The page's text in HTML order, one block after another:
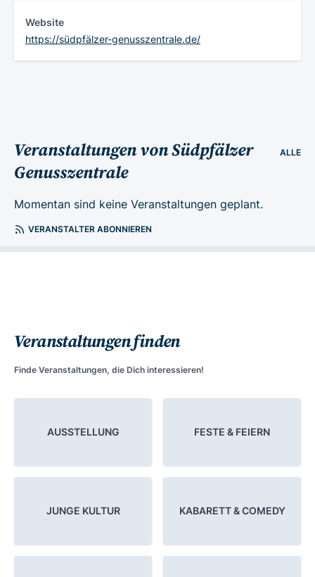
Website
https://südpfälzer-genusszentrale.de/
Veranstaltungen von Südpfälzer
Genusszentrale
ALLE
Momentan sind keine Veranstaltungen geplant.
VERANSTALTER ABONNIEREN
Veranstaltungen finden
Finde Veranstaltungen, die Dich interessieren!
AUSSTELLUNG FESTE & FEIERN
JUNGE KULTUR KABARETT & COMEDY